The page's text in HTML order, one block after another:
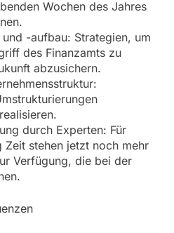
Wochen des Jahres
-aufbau: Strategien, um
des Finanzamts zu
abzusichern.
durch Experten: Für
Zeit stehen jetzt noch mehr
Verfügung, die bei der